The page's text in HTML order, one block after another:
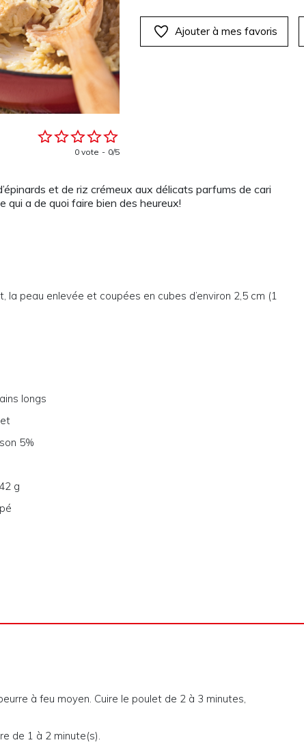
0 vote 0/5
Ajouter à mes favoris
et de riz crémeux aux délicats parfums de cari
qui a de quoi faire bien des heureux!
la peau enlevée et coupées en cubes d’environ 2,5 cm (1
longs
5%
g
à feu moyen. Cuire le poulet de 2 à 3 minutes,
de 1 à 2 minute(s).